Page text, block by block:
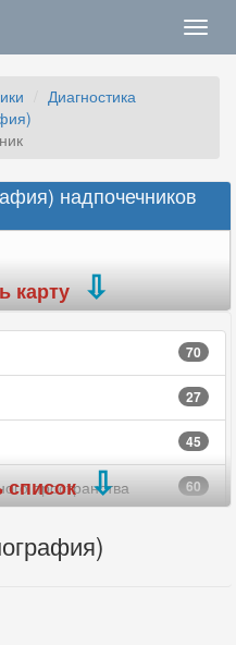
Диагностика
надпочечников
карту
70
27
45
пространства 60
(ВНЧС)
список